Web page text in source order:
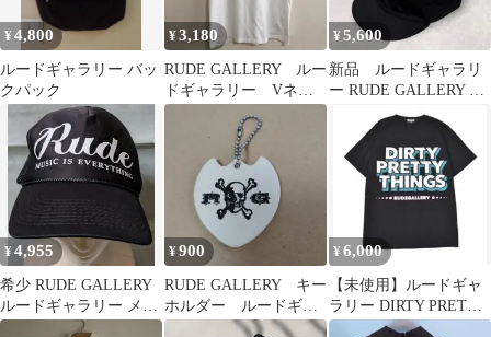
¥4,800
ルードギャラリー バッ
クパック
¥3,180
RUDE GALLERY ルー
ドギャラリー Vネッ
ク Tシャツ カット
¥5,600
新品 ルードギャラリ
ー RUDE GALLERY ワ
ークキャップ ブラッ
¥4,955
希少 RUDE GALLERY
ルードギャラリー メッ
シュ キャップ
¥900
RUDE GALLERY キー
ホルダー ルードギャ
ラリー
¥ 6,000
【未使用】ルードギャ
ラリー DIRTY PRETTY
THINGS TEE